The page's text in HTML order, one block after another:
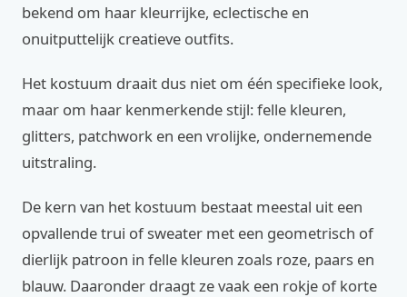
bekend om haar kleurrijke, eclectische en
onuitputtelijk creatieve outfits.
Het kostuum draait dus niet om één specifieke look,
maar om haar kenmerkende stijl: felle kleuren,
glitters, patchwork en een vrolijke, ondernemende
uitstraling.
De kern van het kostuum bestaat meestal uit een
opvallende trui of sweater met een geometrisch of
dierlijk patroon in felle kleuren zoals roze, paars en
blauw. Daaronder draagt ze vaak een rokje of korte